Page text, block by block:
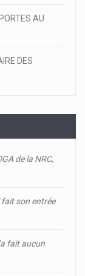
AU
DES
de la NRC,
fait son entrée
fait aucun